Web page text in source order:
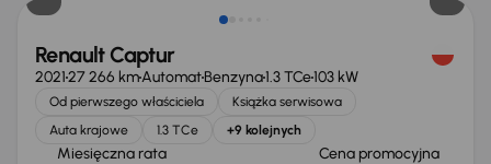
Renault Captur
202127 266 kmAutomatBenzyna1.3 TCe103 kW
Od pierwszego właściciela
Książka serwisowa
Auta krajowe
1.3 TCe +9 kolejnych
Miesięczna rata Cena promocyjna